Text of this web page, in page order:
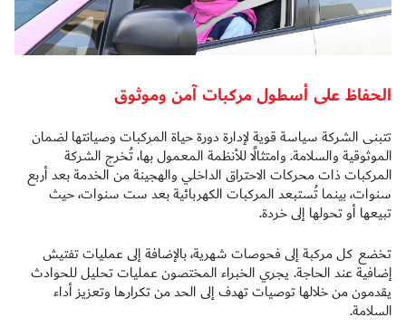
الحفاظ على أسطول مركبات آمن وموثوق
تتبنى الشركة سياسة قوية لإدارة دورة حياة المركبات وصيانتها لضمان
الموثوقية والسلامة. وامتثالًا للأنظمة المعمول بها، تُخرج الشركة
المركبات ذات محركات الاحتراق الداخلي والهجينة من الخدمة بعد أربع
سنوات، بينما تُستبعد المركبات الكهربائية بعد ست سنوات، حيث
تبيعها أو تحولها إلى خردة.
تخضع كل مركبة إلى فحوصات شهرية، بالإضافة إلى عمليات تفتيش
إضافية عند الحاجة. يجري الخبراء المختصون عمليات تحليل للحوادث
يقدمون من خلالها توصيات تهدف إلى الحد من تكرارها وتعزيز أداء
السلامة.